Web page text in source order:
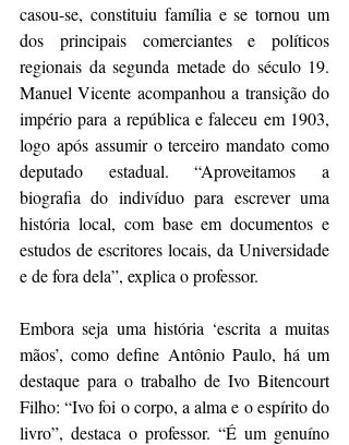
casou-se, constituiu família e se tornou um
dos principais comerciantes e políticos
regionais da segunda metade do século 19.
Manuel Vicente acompanhou a transição do
império para a república e faleceu em 1903,
logo após assumir o terceiro mandato como
deputado estadual. “Aproveitamos a
biografia do indivíduo para escrever uma
história local, com base em documentos e
estudos de escritores locais, da Universidade
e de fora dela”, explica o professor.
Embora seja uma história ‘escrita a muitas
mãos’, como define Antônio Paulo, há um
destaque para o trabalho de Ivo Bitencourt
Filho: “Ivo foi o corpo, a alma e o espírito do
livro”, destaca o professor. “É um genuíno